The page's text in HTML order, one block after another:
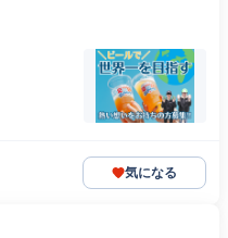
気になる